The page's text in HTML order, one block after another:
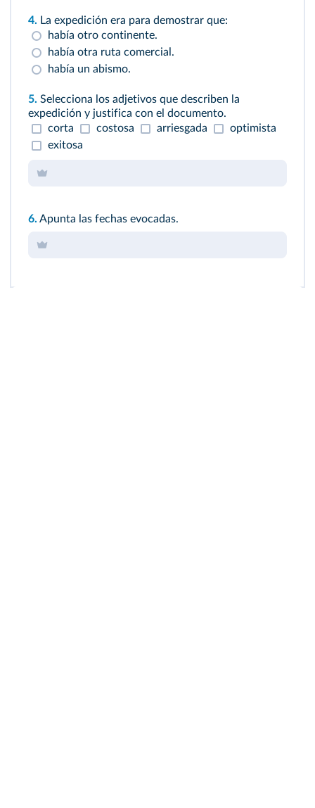
4. La expedición era para demostrar que:
había otro continente.
había otra ruta comercial.
había un abismo.
5. Selecciona los adjetivos que describen la
expedición y justifica con el documento.
corta
costosa arriesgada
optimista
exitosa
6. Apunta las fechas evocadas.